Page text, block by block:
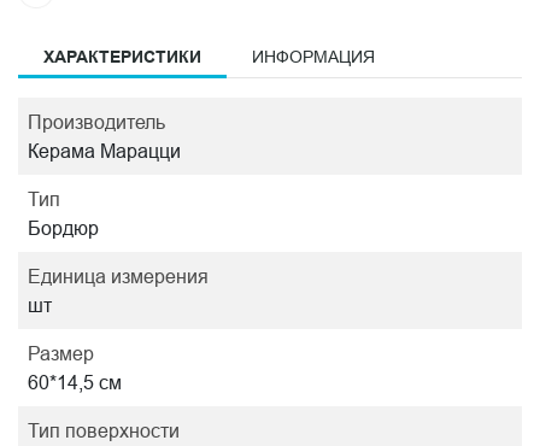
ХАРАКТЕРИСТИКИ ИНФОРМАЦИЯ
Производитель
Керама Марацци
Тип
Бордюр
Единица измерения
шт
Размер
60*14,5 см
Тип поверхности